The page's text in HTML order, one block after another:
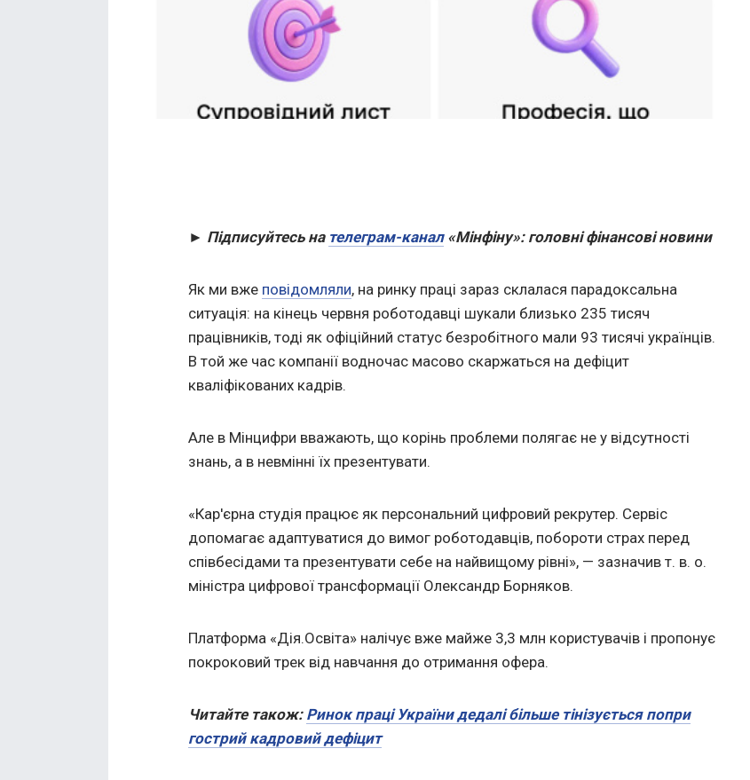
► Підписуйтесь на телеграм-канал«Мінфіну»: головні фінансові новини
Як ми вже повідомляли, на ринку праці зараз склалася парадоксальна
ситуація: на кінець червня роботодавці шукали близько 235 тисяч
працівників, тоді як офіційний статус безробітного мали 93 тисячі українців.
В той же час компанії водночас масово скаржаться на дефіцит
кваліфікованих кадрів.
Але в Мінцифри вважають, що корінь проблеми полягає не у відсутності
знань, а в невмінні їх презентувати.
«Кар'єрна студія працює як персональний цифровий рекрутер. Сервіс
допомагає адаптуватися до вимог роботодавців, побороти страх перед
співбесідами та презентувати себе на найвищому рівні», — зазначив т. в. о.
міністра цифрової трансформації Олександр Борняков.
Платформа «Дія.Освіта» налічує вже майже 3,3 млн користувачів і пропонує
покроковий трек від навчання до отримання офера.
Читайте також: Ринок праці України дедалі більше тінізується попри
гострий кадровий дефіцит